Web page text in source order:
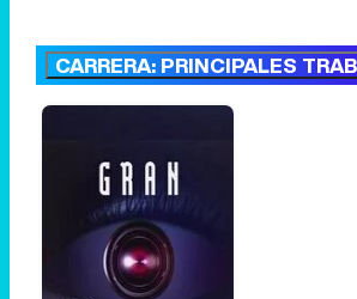
CARRERA: PRINCIPALES